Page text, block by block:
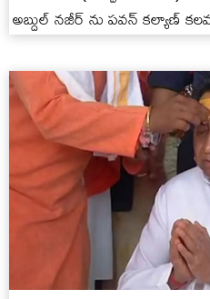
అబ్దుల్ నజీర్ ను పవన్ కల్యాణ్